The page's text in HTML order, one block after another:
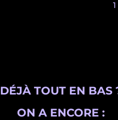
1
DÉJÀ TOUT EN BAS
ON A ENCORE :